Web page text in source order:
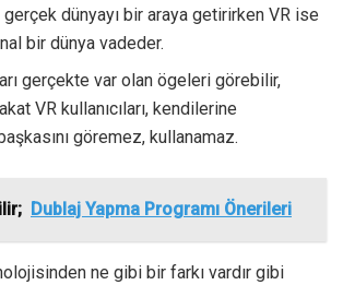
gerçek dünyayı bir araya getirirken VR ise
bir dünya vadeder.
gerçekte var olan ögeleri görebilir,
VR kullanıcıları, kendilerine
göremez, kullanamaz.
Dublaj Yapma Programı Önerileri
ne gibi bir farkı vardır gibi